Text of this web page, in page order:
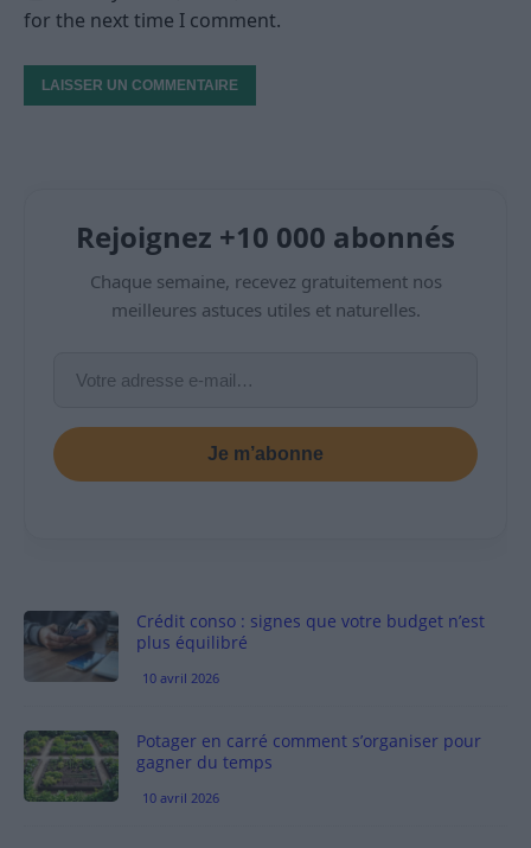
for the next time I comment.
Rejoignez +10 000 abonnés
Chaque semaine, recevez gratuitement nos
meilleures astuces utiles et naturelles.
Je m’abonne
Crédit conso : signes que votre budget n’est
plus équilibré
10 avril 2026
Potager en carré comment s’organiser pour
gagner du temps
10 avril 2026